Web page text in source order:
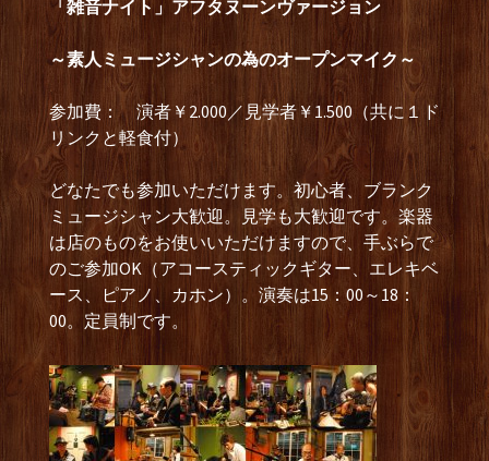
「雑音ナイト」アフタヌーンヴァージョン
～素人ミュージシャンの為のオープンマイク～
参加費： 演者￥2.000／見学者￥1.500（共に１ド
リンクと軽食付）
どなたでも参加いただけます。初心者、ブランク
ミュージシャン大歓迎。見学も大歓迎です。楽器
は店のものをお使いいただけますので、手ぶらで
のご参加OK（アコースティックギター、エレキベ
ース、ピアノ、カホン）。演奏は15：00～18：
00。定員制です。